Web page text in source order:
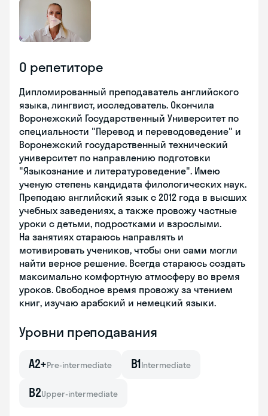
О репетиторе
Дипломированный преподаватель английского
языка, лингвист, исследователь. Окончила
Воронежский Государственный Университет по
специальности "Перевод и переводоведение" и
Воронежский государственный технический
университет по направлению подготовки
"Языкознание и литературоведение". Имею
ученую степень кандидата филологических наук.
Преподаю английский язык с 2012 года в высших
учебных заведениях, а также провожу частные
уроки с детьми, подростками и взрослыми.
На занятиях стараюсь направлять и
мотивировать учеников, чтобы они сами могли
найти верное решение. Всегда стараюсь создать
максимально комфортную атмосферу во время
уроков. Свободное время провожу за чтением
книг, изучаю арабский и немецкий языки.
Уровни преподавания
A2+Pre-intermediate B1Intermediate
B2Upper-intermediate